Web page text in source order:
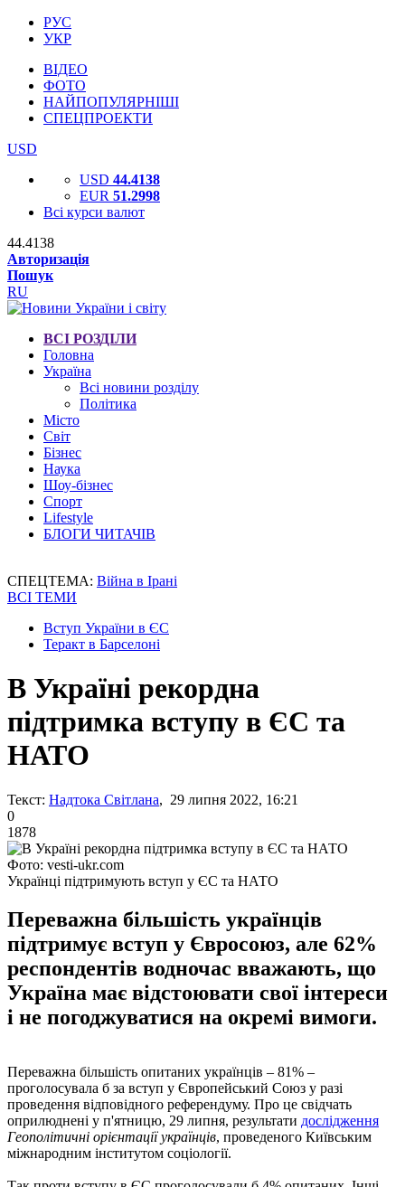
РУС
УКР
ВІДЕО
ФОТО
НАЙПОПУЛЯРНІШІ
СПЕЦПРОЕКТИ
USD
USD 44.4138
EUR 51.2998
Всі курси валют
44.4138
Авторизація
Пошук
RU
ВСІ РОЗДІЛИ
Головна
Україна
Всі новини розділу
Політика
Місто
Світ
Бізнес
Наука
Шоу-бізнес
Спорт
Lifestyle
БЛОГИ ЧИТАЧІВ
СПЕЦТЕМА: Війна в Ірані
ВСІ ТЕМИ
Вступ України в ЄС
Теракт в Барселоні
В Україні рекордна
підтримка вступу в ЄС та
НАТО
Текст: Надтока Світлана, 29 липня 2022, 16:21
0
1878
Фото: vesti-ukr.com
Українці підтримують вступ у ЄС та НАТО
Переважна більшість українців
підтримує вступ у Євросоюз, але 62%
респондентів водночас вважають, що
Україна має відстоювати свої інтереси
і не погоджуватися на окремі вимоги.
Переважна більшість опитаних українців – 81% –
проголосувала б за вступ у Європейський Союз у разі
проведення відповідного референдуму. Про це свідчать
оприлюднені у п'ятницю, 29 липня, результати дослідження
Геополітичні орієнтації українців, проведеного Київським
міжнародним інститутом соціології.